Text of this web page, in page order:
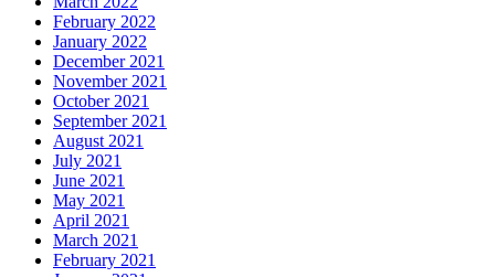
February 2022
January 2022
December 2021
November 2021
October 2021
September 2021
August 2021
July 2021
June 2021
May 2021
April 2021
March 2021
February 2021